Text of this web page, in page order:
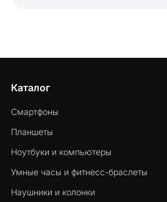
Каталог
Смартфоны
Планшеты
Ноутбуки и компьютеры
Умные часы и фитнесс-браслеты
Наушники и колонки